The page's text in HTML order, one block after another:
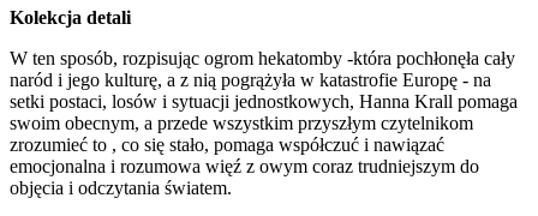
Kolekcja detali
W ten sposób, rozpisując ogrom hekatomby -która pochłonęła cały
naród i jego kulturę, a z nią pogrążyła w katastrofie Europę - na
setki postaci, losów i sytuacji jednostkowych, Hanna Krall pomaga
swoim obecnym, a przede wszystkim przyszłym czytelnikom
zrozumieć to , co się stało, pomaga współczuć i nawiązać
emocjonalna i rozumowa więź z owym coraz trudniejszym do
objęcia i odczytania światem.